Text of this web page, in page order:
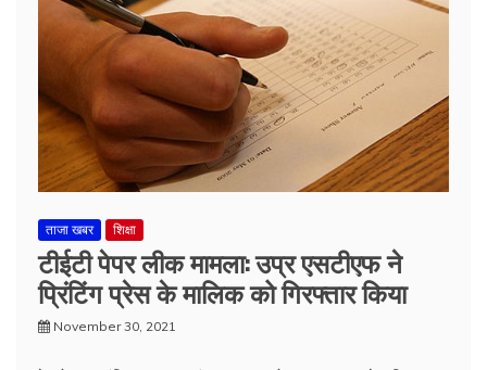
ताजा खबर शिक्षा
टीईटी पेपर लीक मामला: उप्र एसटीएफ ने
प्रिंटिंग प्रेस के मालिक को गिरफ्तार किया
November 30, 2021